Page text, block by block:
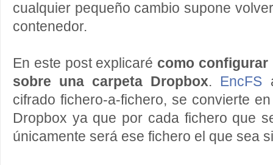
cualquier pequeño cambio supone
contenedor.
En este post explicaré como configurar
sobre una carpeta Dropbox. EncFS
cifrado fichero-a-fichero, se convierte
Dropbox ya que por cada fichero que
únicamente será ese fichero el que sea